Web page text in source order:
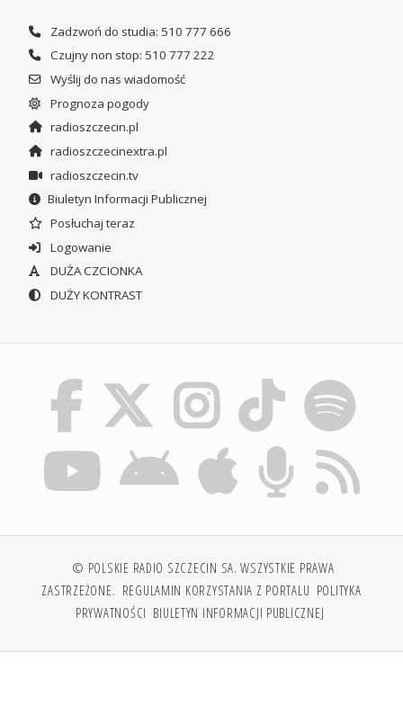
Zadzwoń do studia: 510 777 666
Czujny non stop: 510 777 222
Wyślij do nas wiadomość
Prognoza pogody
radioszczecin.pl
radioszczecinextra.pl
radioszczecin.tv
Biuletyn Informacji Publicznej
Posłuchaj teraz
Logowanie
DUŻA CZCIONKA
DUŻY KONTRAST
© POLSKIE RADIO SZCZECIN SA. WSZYSTKIE PRAWA
ZASTRZEŻONE. REGULAMIN KORZYSTANIA Z PORTALU POLITYKA
PRYWATNOŚCI BIULETYN INFORMACJI PUBLICZNEJ